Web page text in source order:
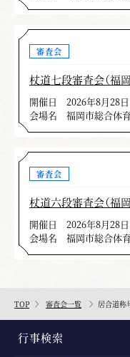
審査会
杖道七段審査会（福岡
開催日
2026年8月28日
会場名
福岡市総合体
審査会
杖道六段審査会（福岡
開催日
2026年8月28日
会場名
福岡市総合体
TOP 審査会一覧 居合道称
行事検索